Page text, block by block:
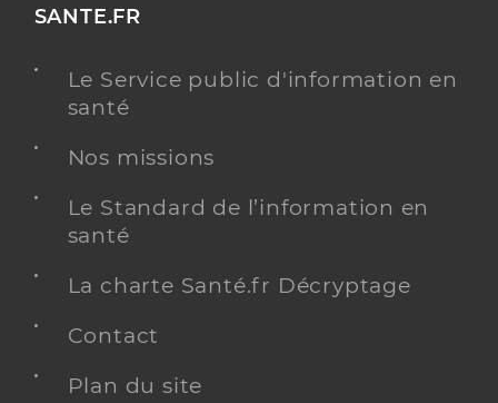
SANTE.FR
Le Service public d'information en
santé
Nos missions
Le Standard de l’information en
santé
La charte Santé.fr Décryptage
Contact
Plan du site